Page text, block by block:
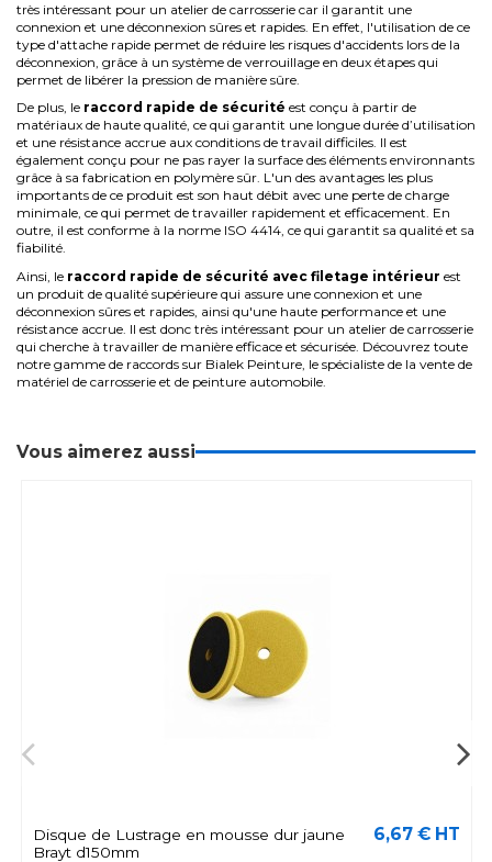
très intéressant pour un atelier de carrosserie car il garantit une
connexion et une déconnexion sûres et rapides. En effet, l'utilisation de ce
type d'attache rapide permet de réduire les risques d'accidents lors de la
déconnexion, grâce à un système de verrouillage en deux étapes qui
permet de libérer la pression de manière sûre.
De plus, le raccord rapide de sécurité est conçu à partir de
matériaux de haute qualité, ce qui garantit une longue durée d’utilisation
et une résistance accrue aux conditions de travail difficiles. Il est
également conçu pour ne pas rayer la surface des éléments environnants
grâce à sa fabrication en polymère sûr. L'un des avantages les plus
importants de ce produit est son haut débit avec une perte de charge
minimale, ce qui permet de travailler rapidement et efficacement. En
outre, il est conforme à la norme ISO 4414, ce qui garantit sa qualité et sa
fiabilité.
Ainsi, le raccord rapide de sécurité avec filetage intérieur est
un produit de qualité supérieure qui assure une connexion et une
déconnexion sûres et rapides, ainsi qu'une haute performance et une
résistance accrue. Il est donc très intéressant pour un atelier de carrosserie
qui cherche à travailler de manière efficace et sécurisée. Découvrez toute
notre gamme de raccords sur Bialek Peinture, le spécialiste de la vente de
matériel de carrosserie et de peinture automobile
Vous aimerez aussi
Disque de Lustrage en mousse dur jaune
Brayt d150mm
6,67 € HT